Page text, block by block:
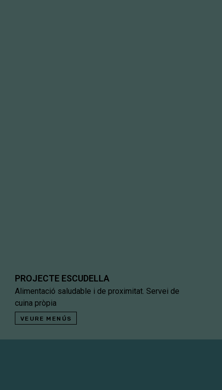
PROJECTE ESCUDELLA
Alimentació saludable i de proximitat. Servei de
cuina pròpia
VEURE MENÚS